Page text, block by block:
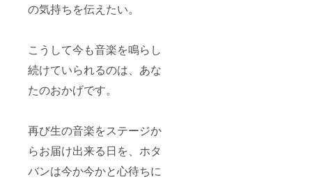
の気持ちを伝えたい。
こうして今も音楽を鳴らし
続けていられるのは、あな
たのおかげです。
再び生の音楽をステージか
らお届け出来る日を、ホタ
バンは今か今かと心待ちに